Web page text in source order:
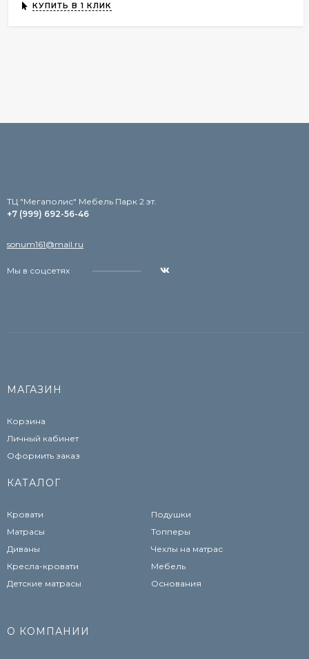
КУПИТЬ В 1 КЛИК
TЦ "Мегаполис" Мебель Парк 2 эт.
+7 (999) 692-56-46
sonum161@mail.ru
Мы в соцсетях
МАГАЗИН
Корзина
Личный кабинет
Оформить заказ
КАТАЛОГ
Кровати
Матрасы
Диваны
Кресла-кровати
Детские матрасы
Подушки
Топперы
Чехлы на матрас
Мебель
Основания
О КОМПАНИИ